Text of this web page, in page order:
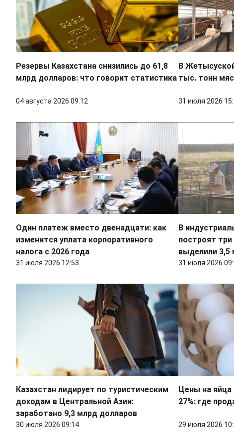
Резервы Казахстана снизились до 61,8
млрд долларов: что говорит статистика
04 августа 2026 09:12
В
тыс. тонн
31 июля 2026
Один платеж вместо двенадцати: как
изменится уплата корпоративного
налога с 2026 года
31 июля 2026 12:53
В
построят три
выделили 3,5
31 июля 2026
Казахстан лидирует по туристическим
доходам в Центральной Азии:
заработано 9,3 млрд долларов
30 июля 2026 09:14
Цены на яйца
27%: где
29 июля 2026